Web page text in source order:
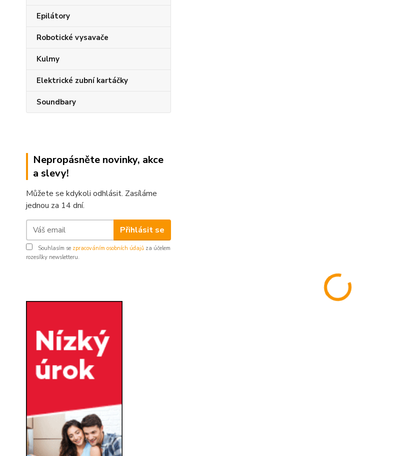
Epilátory
Robotické vysavače
Kulmy
Elektrické zubní kartáčky
Soundbary
Nepropásněte novinky, akce
a slevy!
Můžete se kdykoli odhlásit. Zasíláme
jednou za 14 dní.
Přihlásit se
Souhlasím se zpracováním osobních údajů za účelem
rozesílky newsletteru.